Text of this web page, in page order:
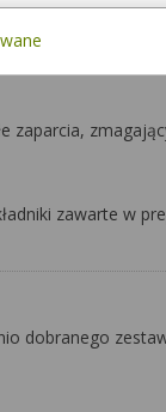
zaparcia,
zawarte w
dobranego